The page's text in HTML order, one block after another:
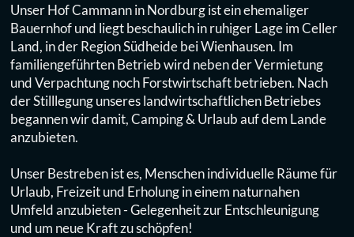
Unser Hof Cammann in Nordburg ist ein ehemaliger
Bauernhof und liegt beschaulich in ruhiger Lage im Celler
Land, in der Region Südheide bei Wienhausen. Im
familiengeführten Betrieb wird neben der Vermietung
und Verpachtung noch Forstwirtschaft betrieben. Nach
der Stilllegung unseres landwirtschaftlichen Betriebes
begannen wir damit, Camping & Urlaub auf dem Lande
anzubieten.
Unser Bestreben ist es, Menschen individuelle Räume für
Urlaub, Freizeit und Erholung in einem naturnahen
Umfeld anzubieten - Gelegenheit zur Entschleunigung
und um neue Kraft zu schöpfen!